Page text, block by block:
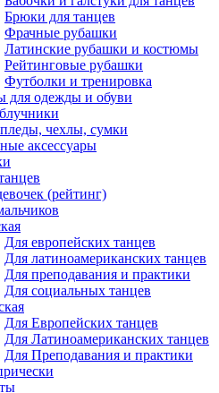
Брюки для танцев
Фрачные рубашки
Латинские рубашки и костюмы
Рейтинговые рубашки
Футболки и тренировка
для одежды и обуви
чехлы, сумки
аксессуары
(рейтинг)
Для европейских танцев
Для латиноамериканских танцев
Для преподавания и практики
Для социальных танцев
Для Европейских танцев
Для Латиноамериканских танцев
Для Преподавания и практики